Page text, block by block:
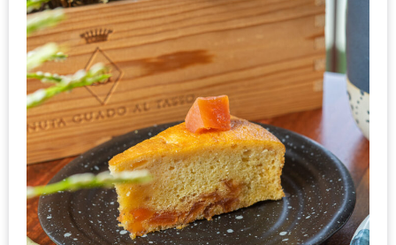
เด็ด
สำหรับ
คุณ
แม่
ที่รัก
2560
สบาย
ใจ๋…
สไตล์